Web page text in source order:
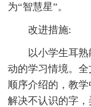
为“智慧星”。
改进措施:
以小学生耳
动的学习情境。
顺序介绍的，教
解决不认识的字